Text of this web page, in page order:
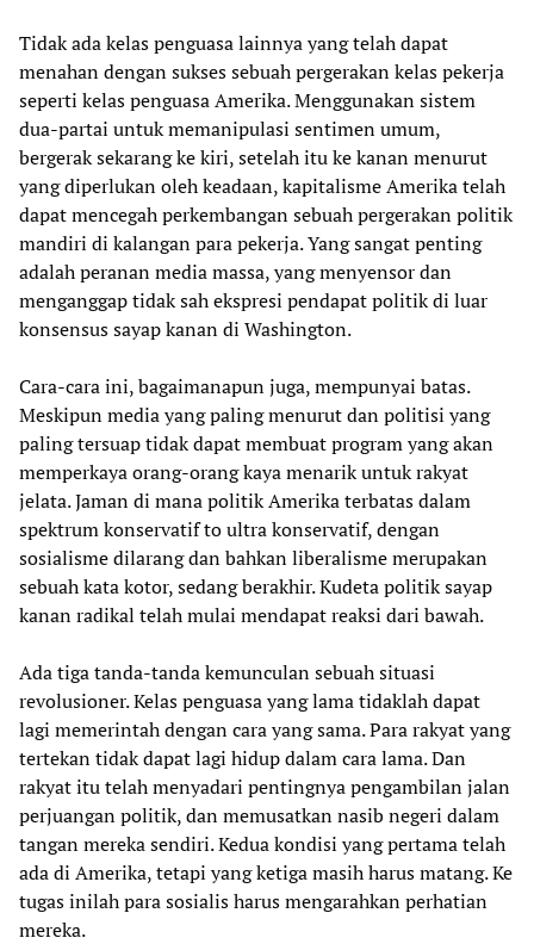
Tidak ada kelas penguasa lainnya yang telah dapat
menahan dengan sukses sebuah pergerakan kelas pekerja
seperti kelas penguasa Amerika. Menggunakan sistem
dua-partai untuk memanipulasi sentimen umum,
bergerak sekarang ke kiri, setelah itu ke kanan menurut
yang diperlukan oleh keadaan, kapitalisme Amerika telah
dapat mencegah perkembangan sebuah pergerakan politik
mandiri di kalangan para pekerja. Yang sangat penting
adalah peranan media massa, yang menyensor dan
menganggap tidak sah ekspresi pendapat politik di luar
konsensus sayap kanan di Washington.
Cara-cara ini, bagaimanapun juga, mempunyai batas.
Meskipun media yang paling menurut dan politisi yang
paling tersuap tidak dapat membuat program yang akan
memperkaya orang-orang kaya menarik untuk rakyat
jelata. Jaman di mana politik Amerika terbatas dalam
spektrum konservatif to ultra konservatif, dengan
sosialisme dilarang dan bahkan liberalisme merupakan
sebuah kata kotor, sedang berakhir. Kudeta politik sayap
kanan radikal telah mulai mendapat reaksi dari bawah.
Ada tiga tanda-tanda kemunculan sebuah situasi
revolusioner. Kelas penguasa yang lama tidaklah dapat
lagi memerintah dengan cara yang sama. Para rakyat yang
tertekan tidak dapat lagi hidup dalam cara lama. Dan
rakyat itu telah menyadari pentingnya pengambilan jalan
perjuangan politik, dan memusatkan nasib negeri dalam
tangan mereka sendiri. Kedua kondisi yang pertama telah
ada di Amerika, tetapi yang ketiga masih harus matang. Ke
tugas inilah para sosialis harus mengarahkan perhatian
mereka.